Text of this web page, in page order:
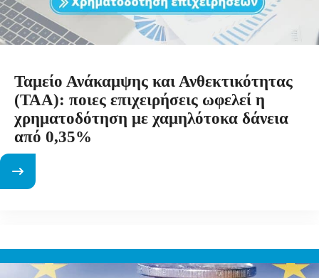
Ταμείο Ανάκαμψης και Ανθεκτικότητας
(ΤΑΑ): ποιες επιχειρήσεις ωφελεί η
χρηματοδότηση με χαμηλότοκα δάνεια
από 0,35%